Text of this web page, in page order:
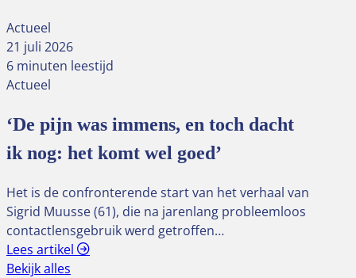
Actueel
21 juli 2026
6 minuten leestijd
Actueel
‘De pijn was immens, en toch dacht
ik nog: het komt wel goed’
Het is de confronterende start van het verhaal van
Sigrid Muusse (61), die na jarenlang probleemloos
contactlensgebruik werd getroffen…
Lees artikel
Bekijk alles